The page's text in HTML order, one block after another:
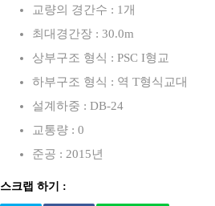
교량의 경간수 : 1개
최대경간장 : 30.0m
상부구조 형식 : PSC I형교
하부구조 형식 : 역 T형식교대
설계하중 : DB-24
교통량 : 0
준공 : 2015년
스크랩 하기 :